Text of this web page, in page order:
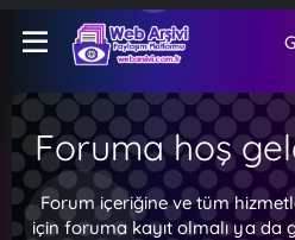
Foruma hoş
Forum içeriğine ve tüm
için foruma kayıt olmalı ya da